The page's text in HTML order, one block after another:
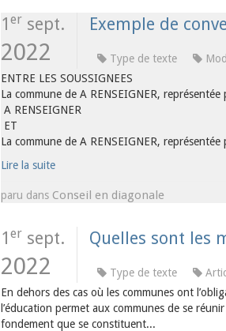
1 er sept.
2022
Exemple de
Type de texte
ENTRE LES SOUSSIGNEES
La commune de A RENSEIGNER,
A RENSEIGNER
ET
La commune de A RENSEIGNER,
Lire la suite
paru dans Conseil en diagonale
1 er sept.
2022
Quelles sont les
Type de texte
En dehors des cas où les communes ont
l’éducation permet aux communes de se
fondement que se constituent...